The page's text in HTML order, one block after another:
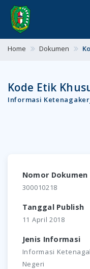
Home Dokumen
Kode Etik
Informasi
Nomor Dokumen
300010218
Tanggal Publish
11 April 2018
Jenis Informasi
Informasi
Negeri